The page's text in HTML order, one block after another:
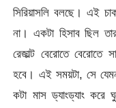
সিরিয়াসলি বলছে। এই
না। একটা হিসাব ছিল
রেজাল্ট বেরোতে বেরোতে
হবে। এই সময়টা, সে
কটা মাস ড্যাংড্যাং